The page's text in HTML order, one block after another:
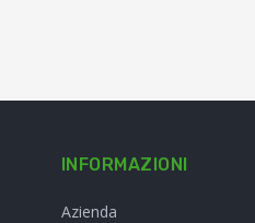
INFORMAZIONI
Azienda